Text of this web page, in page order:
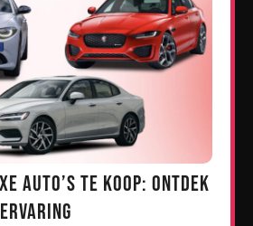
Auto’s te Koop: Ontdek